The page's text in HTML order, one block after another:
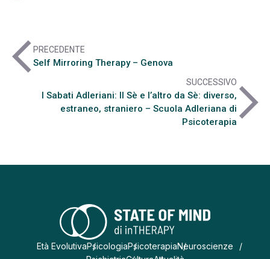
arrow_back_iosPRECEDENTE
Self Mirroring Therapy – Genova
SUCCESSIVO
I Sabati Adleriani: Il Sè e l’altro da Sè: diverso,
estraneo, straniero – Scuola Adleriana di
Psicoterapiaarrow_forward_ios
Età EvolutivaPsicologiaPsicoterapiaNeuroscienze